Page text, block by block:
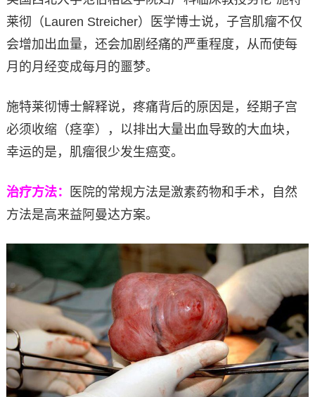
莱彻（Lauren Streicher）医学博士说，子宫肌瘤不仅
会增加出血量，还会加剧经痛的严重程度，从而使每
月的月经变成每月的噩梦。
施特莱彻博士解释说，疼痛背后的原因是，经期子宫
必须收缩（痉挛），以排出大量出血导致的大血块，
幸运的是，肌瘤很少发生癌变。
治疗方法：
医院的常规方法是激素药物和手术，自然
方法是高来益阿曼达方案。